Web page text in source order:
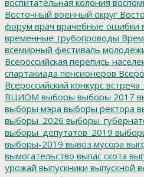
Восточный военный округ
форум врач врачебные ошибки
временные трубопроводы
всемирный фестиваль
Всероссийская перепись
спартакиада пенсионеров
Всероссийский конкурс
ВЦИОМ выборы выборы 2017
выборы мэра выборы ректора
выборы_2026
выборы_депутатов_2019
выборы-2019 вывоз мусора
вымогательство выпас скота
урожай выпускники выпускной